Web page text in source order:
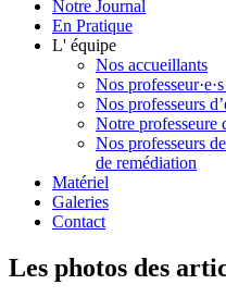
Notre Journal
En Pratique
L' équipe
Nos accueillants
Nos
Nos professeurs
Notre professeure
Nos professeurs
de remédiation
Matériel
Galeries
Contact
Les photos des